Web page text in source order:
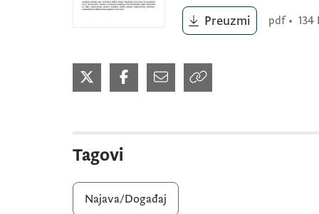
Preuzmi pdf • 134
Tagovi
Najava/Događaj